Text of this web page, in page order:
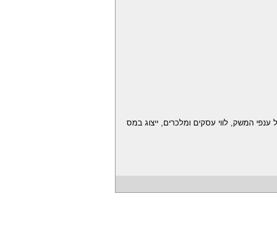
המשק, לווי עסקים ומלכרים, ייצוג במס